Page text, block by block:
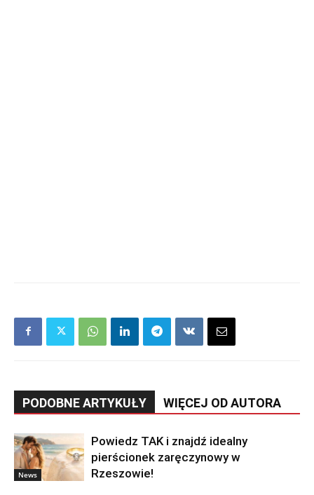
PODOBNE ARTYKUŁY WIĘCEJ OD AUTORA
News
Powiedz TAK i znajdź idealny
pierścionek zaręczynowy w
Rzeszowie!